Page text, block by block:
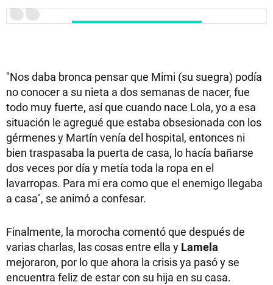
"Nos daba bronca pensar que Mimi (su suegra) podía
no conocer a su nieta a dos semanas de nacer, fue
todo muy fuerte, así que cuando nace Lola, yo a esa
situación le agregué que estaba obsesionada con los
gérmenes y Martín venía del hospital, entonces ni
bien traspasaba la puerta de casa, lo hacía bañarse
dos veces por día y metía toda la ropa en el
lavarropas. Para mi era como que el enemigo llegaba
a casa", se animó a confesar.
Finalmente, la morocha comentó que después de
varias charlas, las cosas entre ella y Lamela
mejoraron, por lo que ahora la crisis ya pasó y se
encuentra feliz de estar con su hija en su casa.